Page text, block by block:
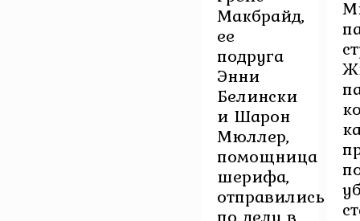
Макбрайд,
ее
подруга
Энни
Белински
и Шарон
Мюллер,
помощница
шерифа,
отправились